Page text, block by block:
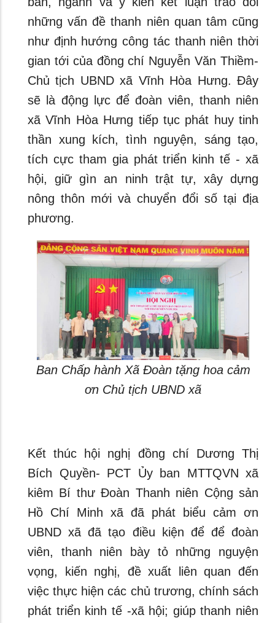
những vấn đề thanh niên quan tâm cũng
như định hướng công tác thanh niên thời
gian tới của đồng chí Nguyễn Văn Thiềm-
Chủ tịch UBND xã Vĩnh Hòa Hưng. Đây
sẽ là động lực để đoàn viên, thanh niên
xã Vĩnh Hòa Hưng tiếp tục phát huy tinh
thần xung kích, tình nguyện, sáng tạo,
tích cực tham gia phát triển kinh tế - xã
hội, giữ gìn an ninh trật tự, xây dựng
nông thôn mới và chuyển đổi số tại địa
phương.
Ban Chấp hành Xã Đoàn tặng hoa cảm
ơn Chủ tịch UBND xã
Kết thúc hội nghị đồng chí Dương Thị
Bích Quyền- PCT Ủy ban MTTQVN xã
kiêm Bí thư Đoàn Thanh niên Cộng sản
Hồ Chí Minh xã đã phát biểu cảm ơn
UBND xã đã tạo điều kiện để để đoàn
viên, thanh niên bày tỏ những nguyện
vọng, kiến nghị, đề xuất liên quan đến
việc thực hiện các chủ trương, chính sách
phát triển kinh tế -xã hội; giúp thanh niên